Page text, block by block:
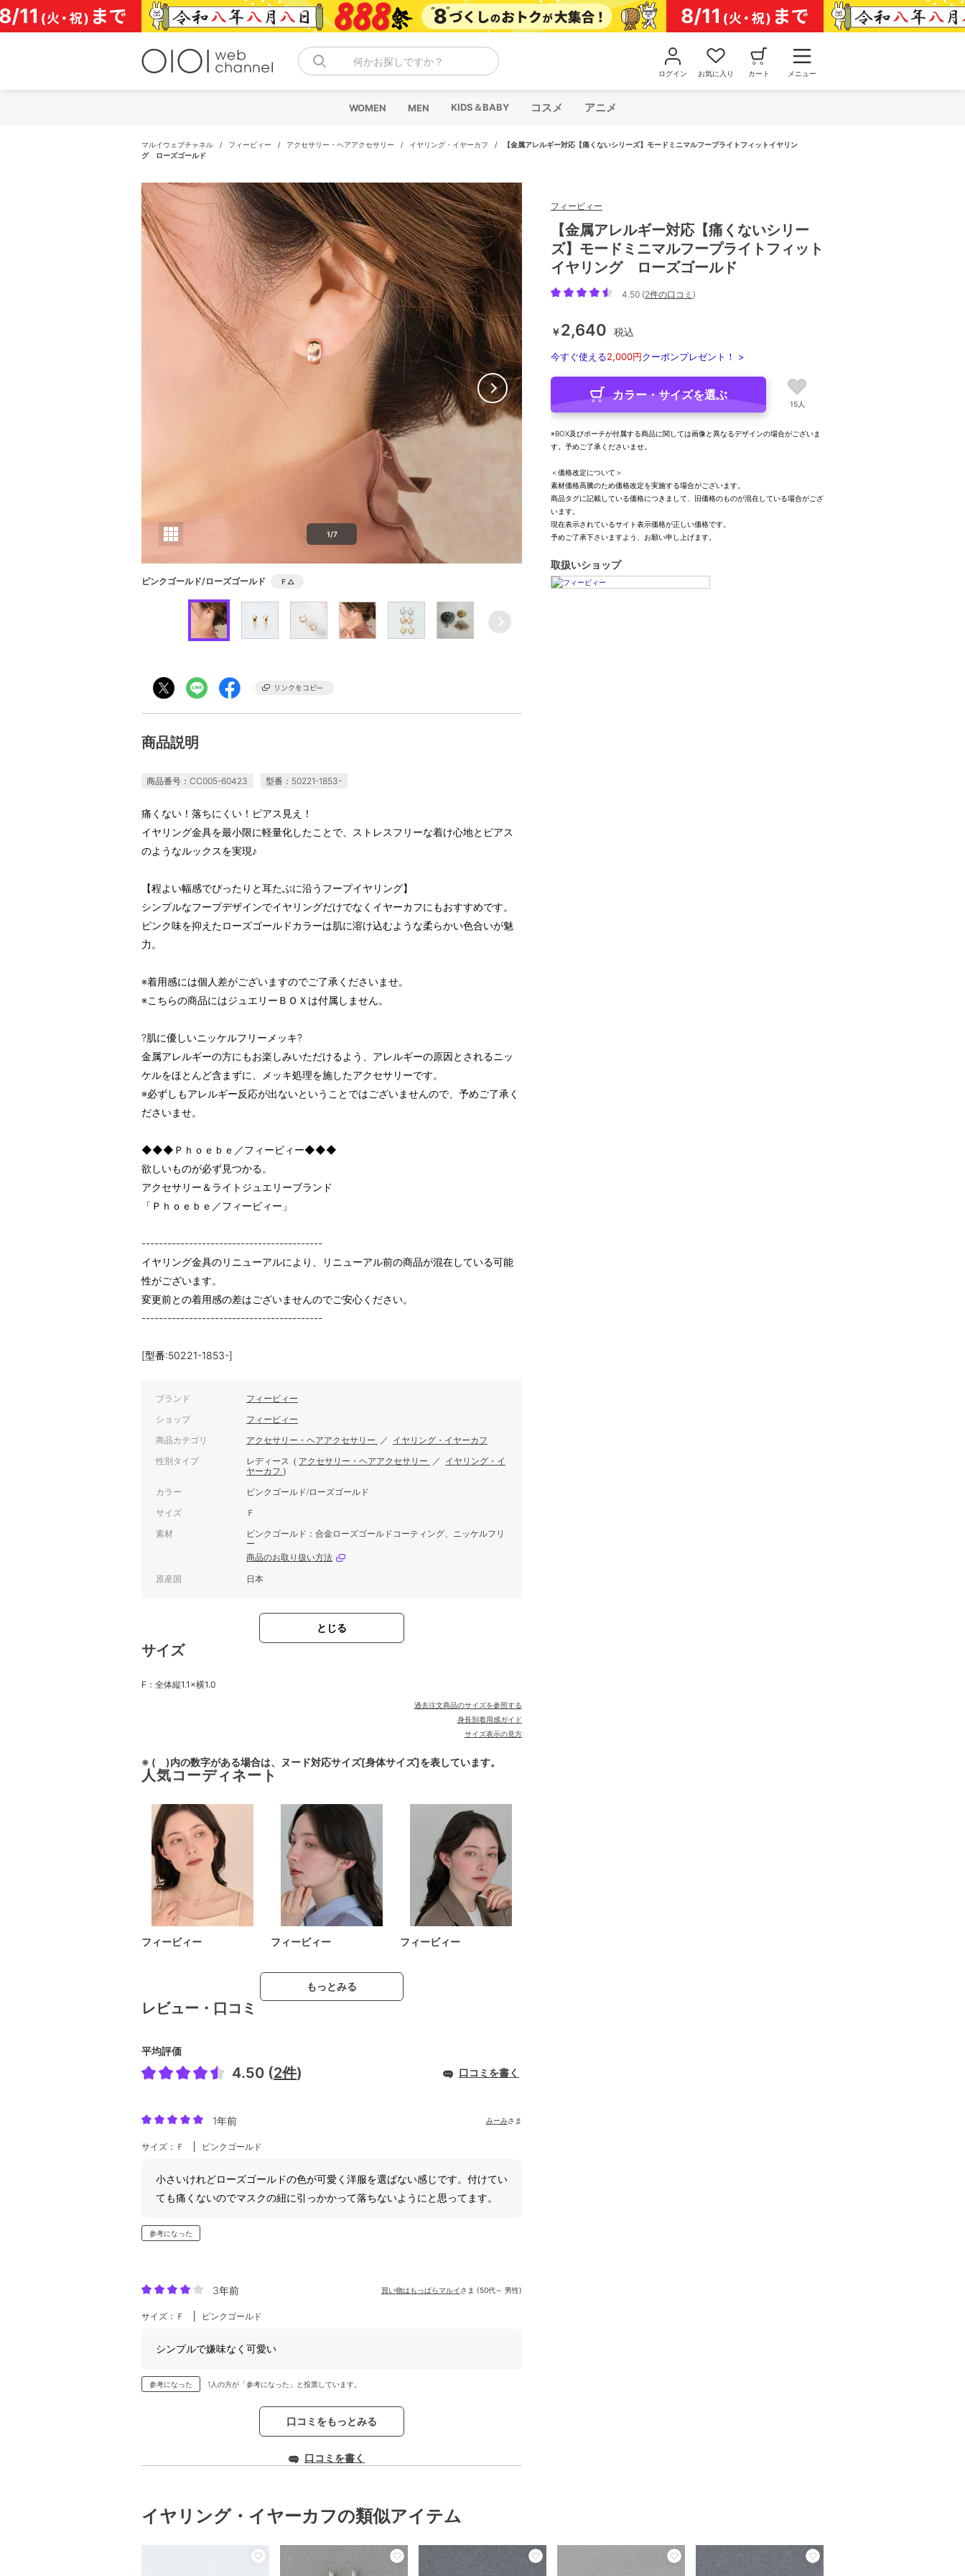
コ
ン
テ
何かお探しですか？
ログイン お気に入り カート メニュー
WOMEN MEN KIDS＆BABY コスメ アニメ
マルイウェブチャネル / フィービィー / アクセサリー・ヘアアクセサリー / イヤリング・イヤーカフ /
【金属アレルギー対応【痛くないシリーズ】モードミニマルフープライトフィットイヤリン
グ ローズゴールド
1/7
ピンクゴールド/ローズゴールド Ｆ △
商品説明
商品番号：CC005-60423 型番：50221-1853-
痛くない！落ちにくい！ピアス見え！
イヤリング金具を最小限に軽量化したことで、ストレスフリーな着け心地とピアス
のようなルックスを実現♪
【程よい幅感でぴったりと耳たぶに沿うフープイヤリング】
シンプルなフープデザインでイヤリングだけでなくイヤーカフにもおすすめです。
ピンク味を抑えたローズゴールドカラーは肌に溶け込むような柔らかい色合いが魅
力。
※着用感には個人差がございますのでご了承くださいませ。
※こちらの商品にはジュエリーＢＯＸは付属しません。
?肌に優しいニッケルフリーメッキ?
金属アレルギーの方にもお楽しみいただけるよう、アレルギーの原因とされるニッ
ケルをほとんど含まずに、メッキ処理を施したアクセサリーです。
※必ずしもアレルギー反応が出ないということではございませんので、予めご了承く
ださいませ。
◆◆◆Ｐｈｏｅｂｅ／フィービィー◆◆◆
欲しいものが必ず見つかる。
アクセサリー＆ライトジュエリーブランド
「Ｐｈｏｅｂｅ／フィービィー」
------------------------------------------
イヤリング金具のリニューアルにより、リニューアル前の商品が混在している可能
性がございます。
変更前との着用感の差はございませんのでご安心ください。
------------------------------------------
[型番:50221-1853-]
ブランド フィービィー
ショップ フィービィー
商品カテゴリ アクセサリー・ヘアアクセサリー ／ イヤリング・イヤーカフ
性別タイプ レディース ( アクセサリー・ヘアアクセサリー ／ イヤリング・イ
ヤーカフ )
カラー ピンクゴールド/ローズゴールド
サイズ Ｆ
素材
ピンクゴールド：合金ローズゴールドコーティング、ニッケルフリ
ー
商品のお取り扱い方法
原産国 日本
とじる
サイズ
F：全体縦1.1×横1.0
過去注文商品のサイズを参照する
身長別着用感ガイド
サイズ表示の見方
※ ( )内の数字がある場合は、ヌード対応サイズ[身体サイズ]を表しています。
人気コーディネート
フィービィー フィービィー フィービィー
もっとみる
レビュー・口コミ
平均評価
4.50 (2件) 口コミを書く
1年前 みーみさま
サイズ：Ｆ ピンクゴールド
小さいけれどローズゴールドの色が可愛く洋服を選ばない感じです。付けてい
ても痛くないのでマスクの紐に引っかかって落ちないようにと思ってます。
参考になった
3年前 買い物はもっぱらマルイ さま (50代～ 男性)
サイズ：Ｆ ピンクゴールド
シンプルで嫌味なく可愛い
参考になった 1人の方が「参考になった」と投票しています。
口コミをもっとみる
口コミを書く
フィービィー
【金属アレルギー対応【痛くないシリー
ズ】モードミニマルフープライトフィット
イヤリング ローズゴールド
4.50 (2件の口コミ )
￥2,640 税込
今すぐ使える2,000円クーポンプレゼント！ >
カラー・サイズを選ぶ
15人
※BOX及びポーチが付属する商品に関しては画像と異なるデザインの場合がございま
す。予めご了承くださいませ。
＜価格改定について＞
素材価格高騰のため価格改定を実施する場合がございます。
商品タグに記載している価格につきまして、旧価格のものが混在している場合がござ
います。
現在表示されているサイト表示価格が正しい価格です。
予めご了承下さいますよう、お願い申し上げます。
取扱いショップ
イヤリング・イヤーカフの類似アイテム